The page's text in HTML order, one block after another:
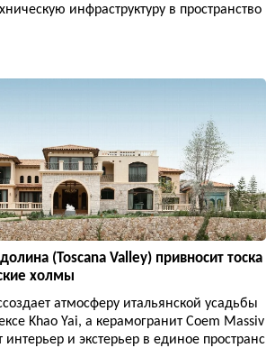
инфраструктуру в пространство
(Toscana Valley) привносит тоска
холмы
атмосферу итальянской усадьбы
Khao Yai, а керамогранит Coem Massiv
и экстерьер в единое пространс